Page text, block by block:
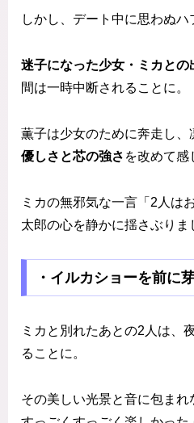
しかし、デート中に思わぬハ
迷子になった少女・ミカとの
間は一時中断されることに。
薫子は少女のために奔走し、
優しさと芯の強さ を改めて感
ミカの無邪気な一言「2人は
太郎の心を静かに揺さぶりま
・イルカショーを前に
ミカと別れたあとの2人は、
ることに。
その美しい光景と音に包ま